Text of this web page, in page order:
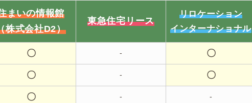
まいの情報館
株式会社D2）
東急住宅リース
リロケーション
インターナショナル
〇 - 〇
〇 - 〇
〇 - -